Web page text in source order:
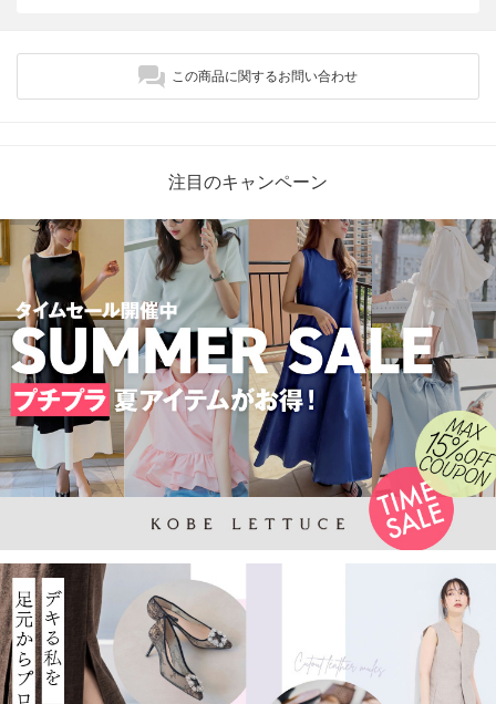
この商品に関するお問い合わせ
注目のキャンペーン